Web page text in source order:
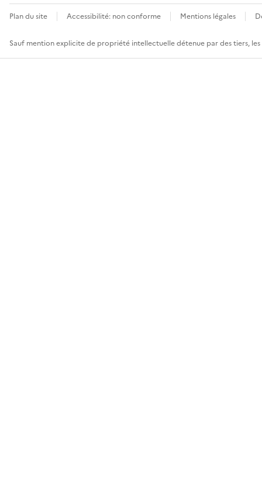
Plan du site Accessibilité: non conforme Mentions légales
Sauf mention explicite de propriété intellectuelle détenue par des tiers,